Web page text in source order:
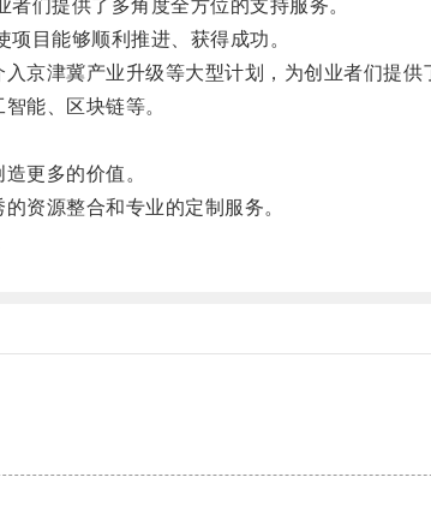
们提供了多角度全方位的支持服务。
目能够顺利推进、获得成功。
津冀产业升级等大型计划，为创业者们提供
能、区块链等。
更多的价值。
资源整合和专业的定制服务。